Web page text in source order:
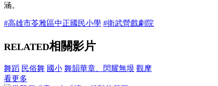
涵。
#高雄市苓雅區中正國民小學 #衛武營戲劇院
RELATED相關影片
舞蹈 民俗舞 國小 舞韻華章、閃耀無垠 觀摩
看更多